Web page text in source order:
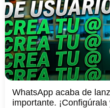
WhatsApp acaba de
importante. ¡Configúrala